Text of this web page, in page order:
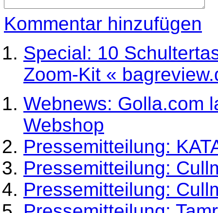
Kommentar hinzufügen
Special: 10
Zoom-Kit «
Webnews: Golla.com
Webshop
Pressemitteilung:
Pressemitteilung:
Pressemitteilung: